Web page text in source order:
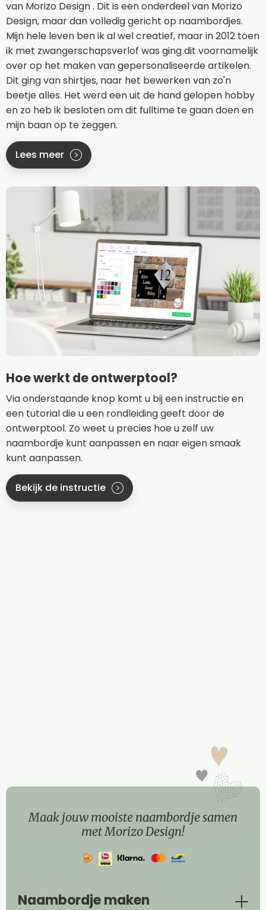
van Morizo Design . Dit is een onderdeel van Morizo
Design, maar dan volledig gericht op naambordjes.
Mijn hele leven ben ik al wel creatief, maar in 2012 toen
ik met zwangerschapsverlof was ging dit voornamelijk
over op het maken van gepersonaliseerde artikelen.
Dit ging van shirtjes, naar het bewerken van zo'n
beetje alles. Het werd een uit de hand gelopen hobby
en zo heb ik besloten om dit fulltime te gaan doen en
mijn baan op te zeggen.
Lees meer
Hoe werkt de ontwerptool?
Via onderstaande knop komt u bij een instructie en
een tutorial die u een rondleiding geeft door de
ontwerptool. Zo weet u precies hoe u zelf uw
naambordje kunt aanpassen en naar eigen smaak
kunt aanpassen.
Bekijk de instructie
Maak jouw mooiste naambordje samen
met Morizo Design!
Naambordje maken